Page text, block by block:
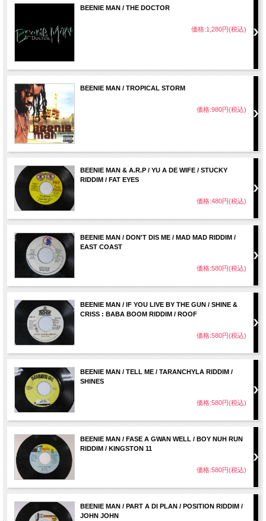
BEENIE MAN / THE DOCTOR
価格:1,280円(税込)
BEENIE MAN / TROPICAL STORM
価格:980円(税込)
BEENIE MAN & A.R.P / YU A DE WIFE / STUCKY
RIDDIM / FAT EYES
価格:480円(税込)
BEENIE MAN / DON'T DIS ME / MAD MAD RIDDIM /
EAST COAST
価格:580円(税込)
BEENIE MAN / IF YOU LIVE BY THE GUN / SHINE &
CRISS : BABA BOOM RIDDIM / ROOF
価格:580円(税込)
BEENIE MAN / TELL ME / TARANCHYLA RIDDIM /
SHINES
価格:580円(税込)
BEENIE MAN / FASE A GWAN WELL / BOY NUH RUN
RIDDIM / KINGSTON 11
価格:580円(税込)
BEENIE MAN / PART A DI PLAN / POSITION RIDDIM /
JOHN JOHN